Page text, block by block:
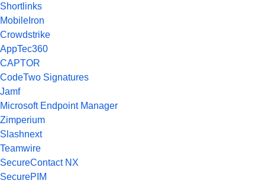
Shortlinks
MobileIron
Crowdstrike
AppTec360
CAPTOR
CodeTwo Signatures
Jamf
Microsoft Endpoint Manager
Zimperium
Slashnext
Teamwire
SecureContact NX
SecurePIM